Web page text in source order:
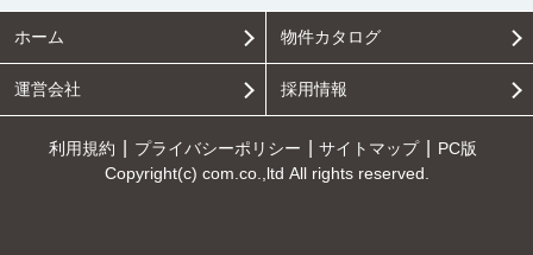
ホーム 物件カタログ
運営会社 採用情報
利用規約 プライバシーポリシー サイトマップ
PC版
Copyright(c) com.co.,ltd All rights reserved.